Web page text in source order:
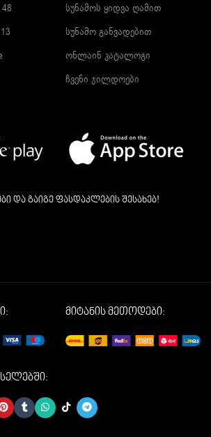
სუნამოს ყიდვა ღამით
სუნამო განვადებით
ონლაინ კატალოგი
ჩვენი ჯილდოები
და გაიგე ფასდაკლების შესახებ!
მიტანის მეთოდები: